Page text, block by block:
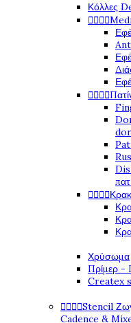
Κόλλες
   
   
   
Χρύσωμα
Πρίμερ -
Createx
   Stencil
Cadence &